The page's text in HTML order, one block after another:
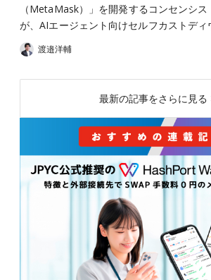
（MetaMask）」を開発するコンセンシス
が、AIエージェント向けセルフカストデ
渡邉洋輔
最新の記事をさらに見る